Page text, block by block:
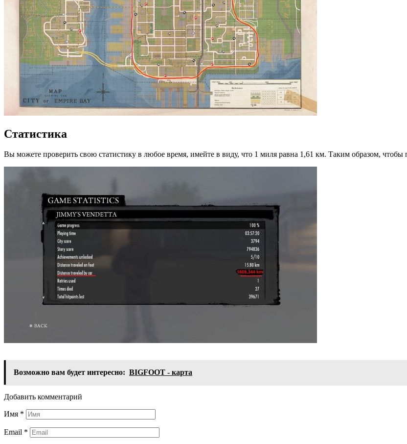
Статистика
Вы можете проверить свою статистику в любое время, имейте в виду, что 1 миля равна 1,61 км. Таким образом,
Возможно вам будет интересно: BIGFOOT - карта
Добавить комментарий
Имя *
Email *